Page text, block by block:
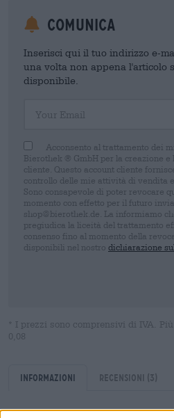
Comunica
Inserisci qui il tuo indirizzo e-
una volta non appena l'articolo
disponibile.
Acconsento al trattamento dei
Bierothek ® GmbH per la creazione e
cliente. Questo account cliente
controllo delle mie attività di vendita
Sono consapevole di poter revocare
momento con effetto per il futuro
shop@bierothek.de. La informiamo
pregiudica la liceità del trattamento
consenso fino al momento della
disponibili nel nostro dichiarazione
* I prezzi sono comprensivi di IVA. Più
0,08
Informazioni Recensioni (3)